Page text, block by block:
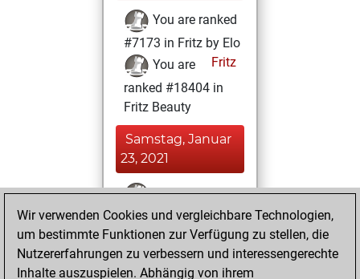
You are ranked
#7173 in Fritz by Elo
Fritz
You are
ranked #18404 in
Fritz Beauty
Samstag, Januar
23, 2021
You won
against Fritz
Fritz
You achieved a
BeautyScore of 4
Wir verwenden Cookies und vergleichbare Technologien,
um bestimmte Funktionen zur Verfügung zu stellen, die
Nutzererfahrungen zu verbessern und interessengerechte
Inhalte auszuspielen. Abhängig von ihrem